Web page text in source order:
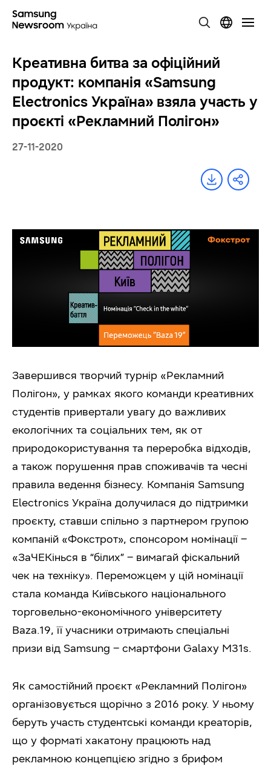
Креативна битва за офіційний
продукт: компанія «Samsung
Electronics Україна» взяла участь у
проєкті «Рекламний Полігон»
27-11-2020
Завершився творчий турнір «Рекламний
Полігон», у рамках якого команди креативних
студентів привертали увагу до важливих
екологічних та соціальних тем, як от
природокористування та переробка відходів,
а також порушення прав споживачів та чесні
правила ведення бізнесу. Компанія Samsung
Electronics Україна долучилася до підтримки
проєкту, ставши спільно з партнером групою
компаній «Фокстрот», спонсором номінації –
«ЗаЧЕКінься в “білих” – вимагай фіскальний
чек на техніку». Переможцем у цій номінації
стала команда Київського національного
торговельно-економічного університету
Baza.19, її учасники отримають спеціальні
призи від Samsung – смартфони Galaxy M31s.
Як самостійний проєкт «Рекламний Полігон»
організовується щорічно з 2016 року. У ньому
беруть участь студентські команди креаторів,
що у форматі хакатону працюють над
рекламною концепцією згідно з брифом